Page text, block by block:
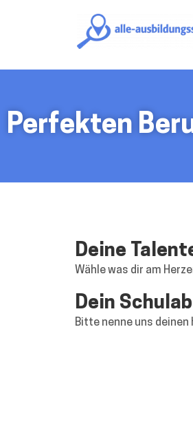
Perfekten
Deine
Wähle was dir am
Dein
Bitte nenne uns